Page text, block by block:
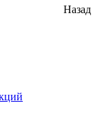
Назад